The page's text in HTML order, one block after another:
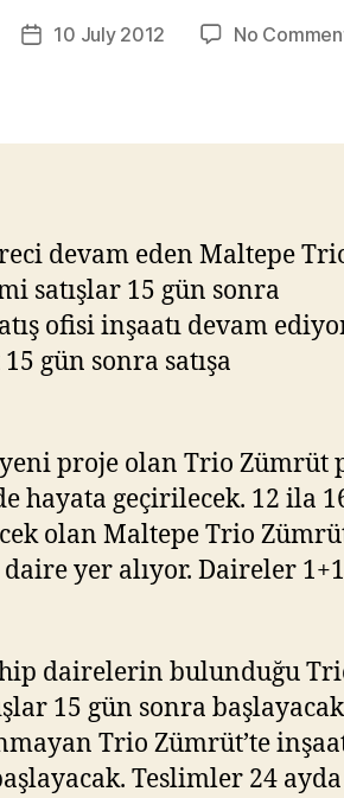
Post10 July 2012 No
devam eden Maltepe
satışlar 15 gün sonra
ofisi inşaatı devam
yeni proje olan Trio Zümrüt
hayata geçirilecek. 12 ila
olan Maltepe Trio
yer alıyor. Daireler
dairelerin bulunduğu
15 gün sonra
Trio Zümrüt’te
Teslimler 24 ayda